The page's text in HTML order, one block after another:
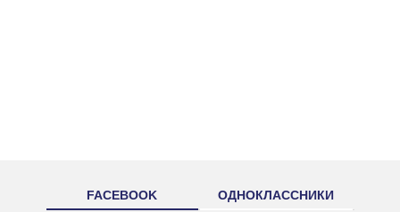
FACEBOOK ОДНОКЛАССНИКИ